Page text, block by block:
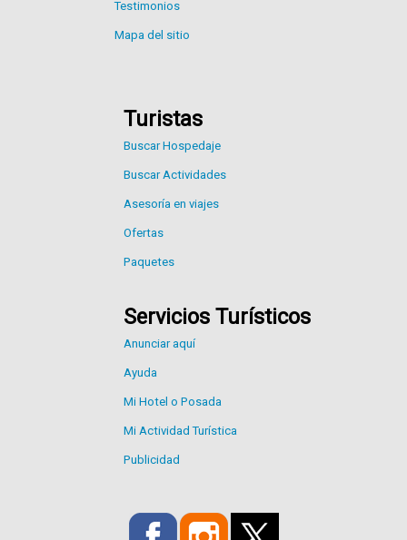
Testimonios
Mapa del sitio
Turistas
Buscar Hospedaje
Buscar Actividades
Asesoría en viajes
Ofertas
Paquetes
Servicios Turísticos
Anunciar aquí
Ayuda
Mi Hotel o Posada
Mi Actividad Turística
Publicidad